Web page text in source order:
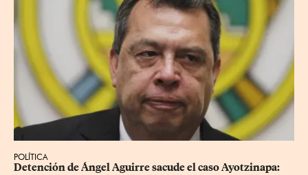
POLÍTICA
Detención de Ángel Aguirre sacude el caso Ayotzinapa: